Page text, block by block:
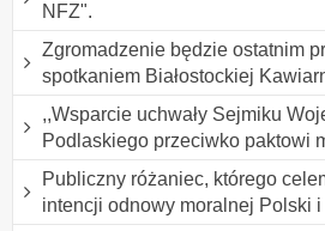
NFZ".
Zgromadzenie będzie ostatnim
spotkaniem Białostockiej
,,Wsparcie uchwały Sejmiku
Podlaskiego przeciwko paktowi
Publiczny różaniec, którego
intencji odnowy moralnej Polski i